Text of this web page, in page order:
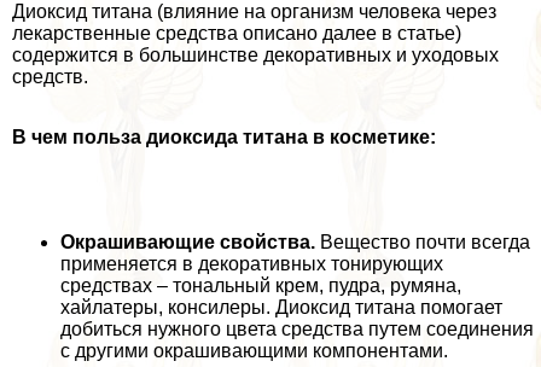
Диоксид титана (влияние на организм человека через
лекарственные средства описано далее в статье)
содержится в большинстве декоративных и уходовых
средств.
В чем польза диоксида титана в косметике:
Окрашивающие свойства. Вещество почти всегда
применяется в декоративных тонирующих
средствах – тональный крем, пудра, румяна,
хайлатеры, консилеры. Диоксид титана помогает
добиться нужного цвета средства путем соединения
с другими окрашивающими компонентами.